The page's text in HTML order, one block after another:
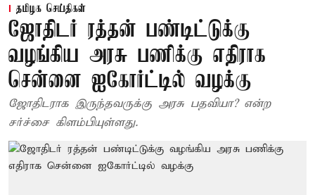
தமிழக செய்திகள்
ஜோதிடர் ரத்தன் பண்டிட்டுக்கு
வழங்கிய அரசு பணிக்கு எதிராக
சென்னை ஐகோர்ட்டில் வழக்கு
ஜோதிடராக இருந்தவருக்கு அரசு பதவியா? என்ற
சர்ச்சை கிளம்பியுள்ளது.